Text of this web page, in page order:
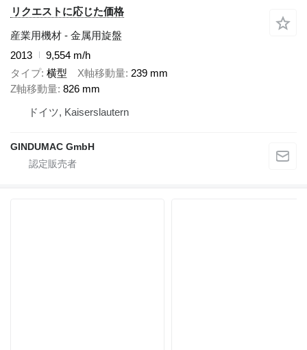
リクエストに応じた価格
産業用機材 - 金属用旋盤
2013
9,554 m/h
タイプ 横型 X軸移動量 239 mm
Z軸移動量 826 mm
ドイツ, Kaiserslautern
GINDUMAC GmbH